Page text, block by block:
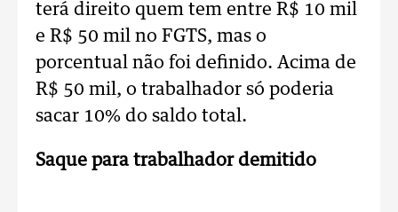
terá direito quem tem entre R$ 10 mil
e R$ 50 mil no FGTS, mas o
porcentual não foi definido. Acima de
R$ 50 mil, o trabalhador só poderia
sacar 10% do saldo total.
Saque para trabalhador demitido